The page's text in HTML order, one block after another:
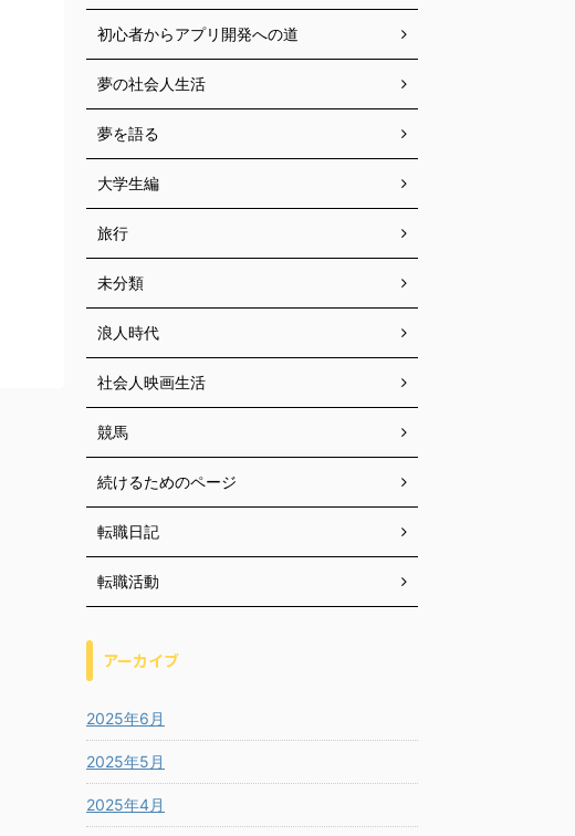
初心者からアプリ開発への道
夢の社会人生活
夢を語る
大学生編
旅行
未分類
浪人時代
社会人映画生活
競馬
続けるためのページ
転職日記
転職活動
アーカイブ
2025年6月
2025年5月
2025年4月